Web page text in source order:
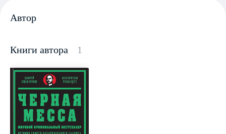
Автор
Книги автора 1